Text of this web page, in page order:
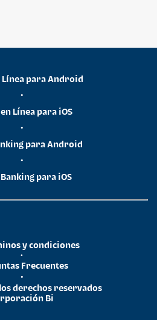
Línea para Android
•
Línea para iOS
•
para Android
•
para iOS
derechos reservados
Bi
•
Frecuentes
•
y condiciones